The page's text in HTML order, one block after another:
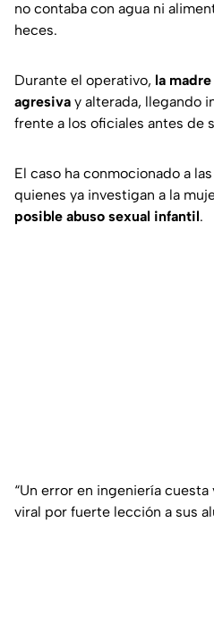
no contaba con agua ni
heces.
Durante el operativo, la
agresiva y alterada, llegando
frente a los oficiales antes de
El caso ha conmocionado a
quienes ya investigan a la
posible abuso sexual infantil.
“Un error en ingeniería
viral por fuerte lección a sus